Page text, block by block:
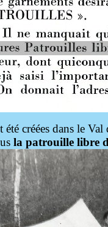
créées dans le Val
la patrouille libre